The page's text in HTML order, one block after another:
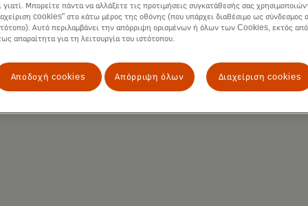
κόστος και ταχύτερη επεξεργασία πληρωμών
ανταπόκριση στις απαιτήσεις και μείωση των
γιατί. Μπορείτε πάντα να αλλάξετε τις προτιμήσεις συγκατάθεσής σας
cookies" στο κάτω μέρος της οθόνης (που υπάρχει διαθέσιμο ως σύνδεσμος
Αυτό περιλαμβάνει την απόρριψη ορισμένων ή όλων των Cookies, εκτός
απαραίτητα για τη λειτουργία του ιστότοπου.
Αποδοχή cookies Απόρριψη όλων Διαχείριση cookies